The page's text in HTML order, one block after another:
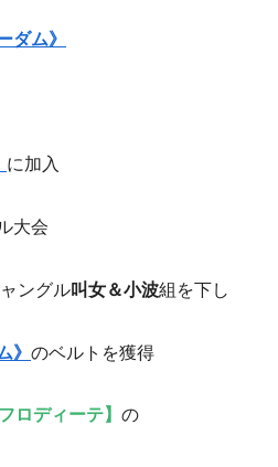
ダム》
に加入
大会
ングル叫女＆小波組を下し
》 のベルトを獲得
ロディーテ】 の